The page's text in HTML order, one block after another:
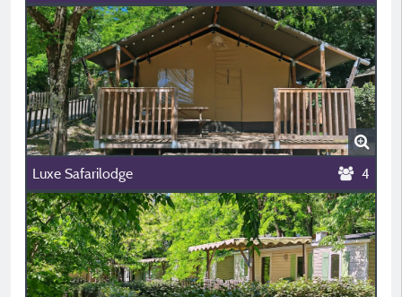
Luxe Safarilodge 4